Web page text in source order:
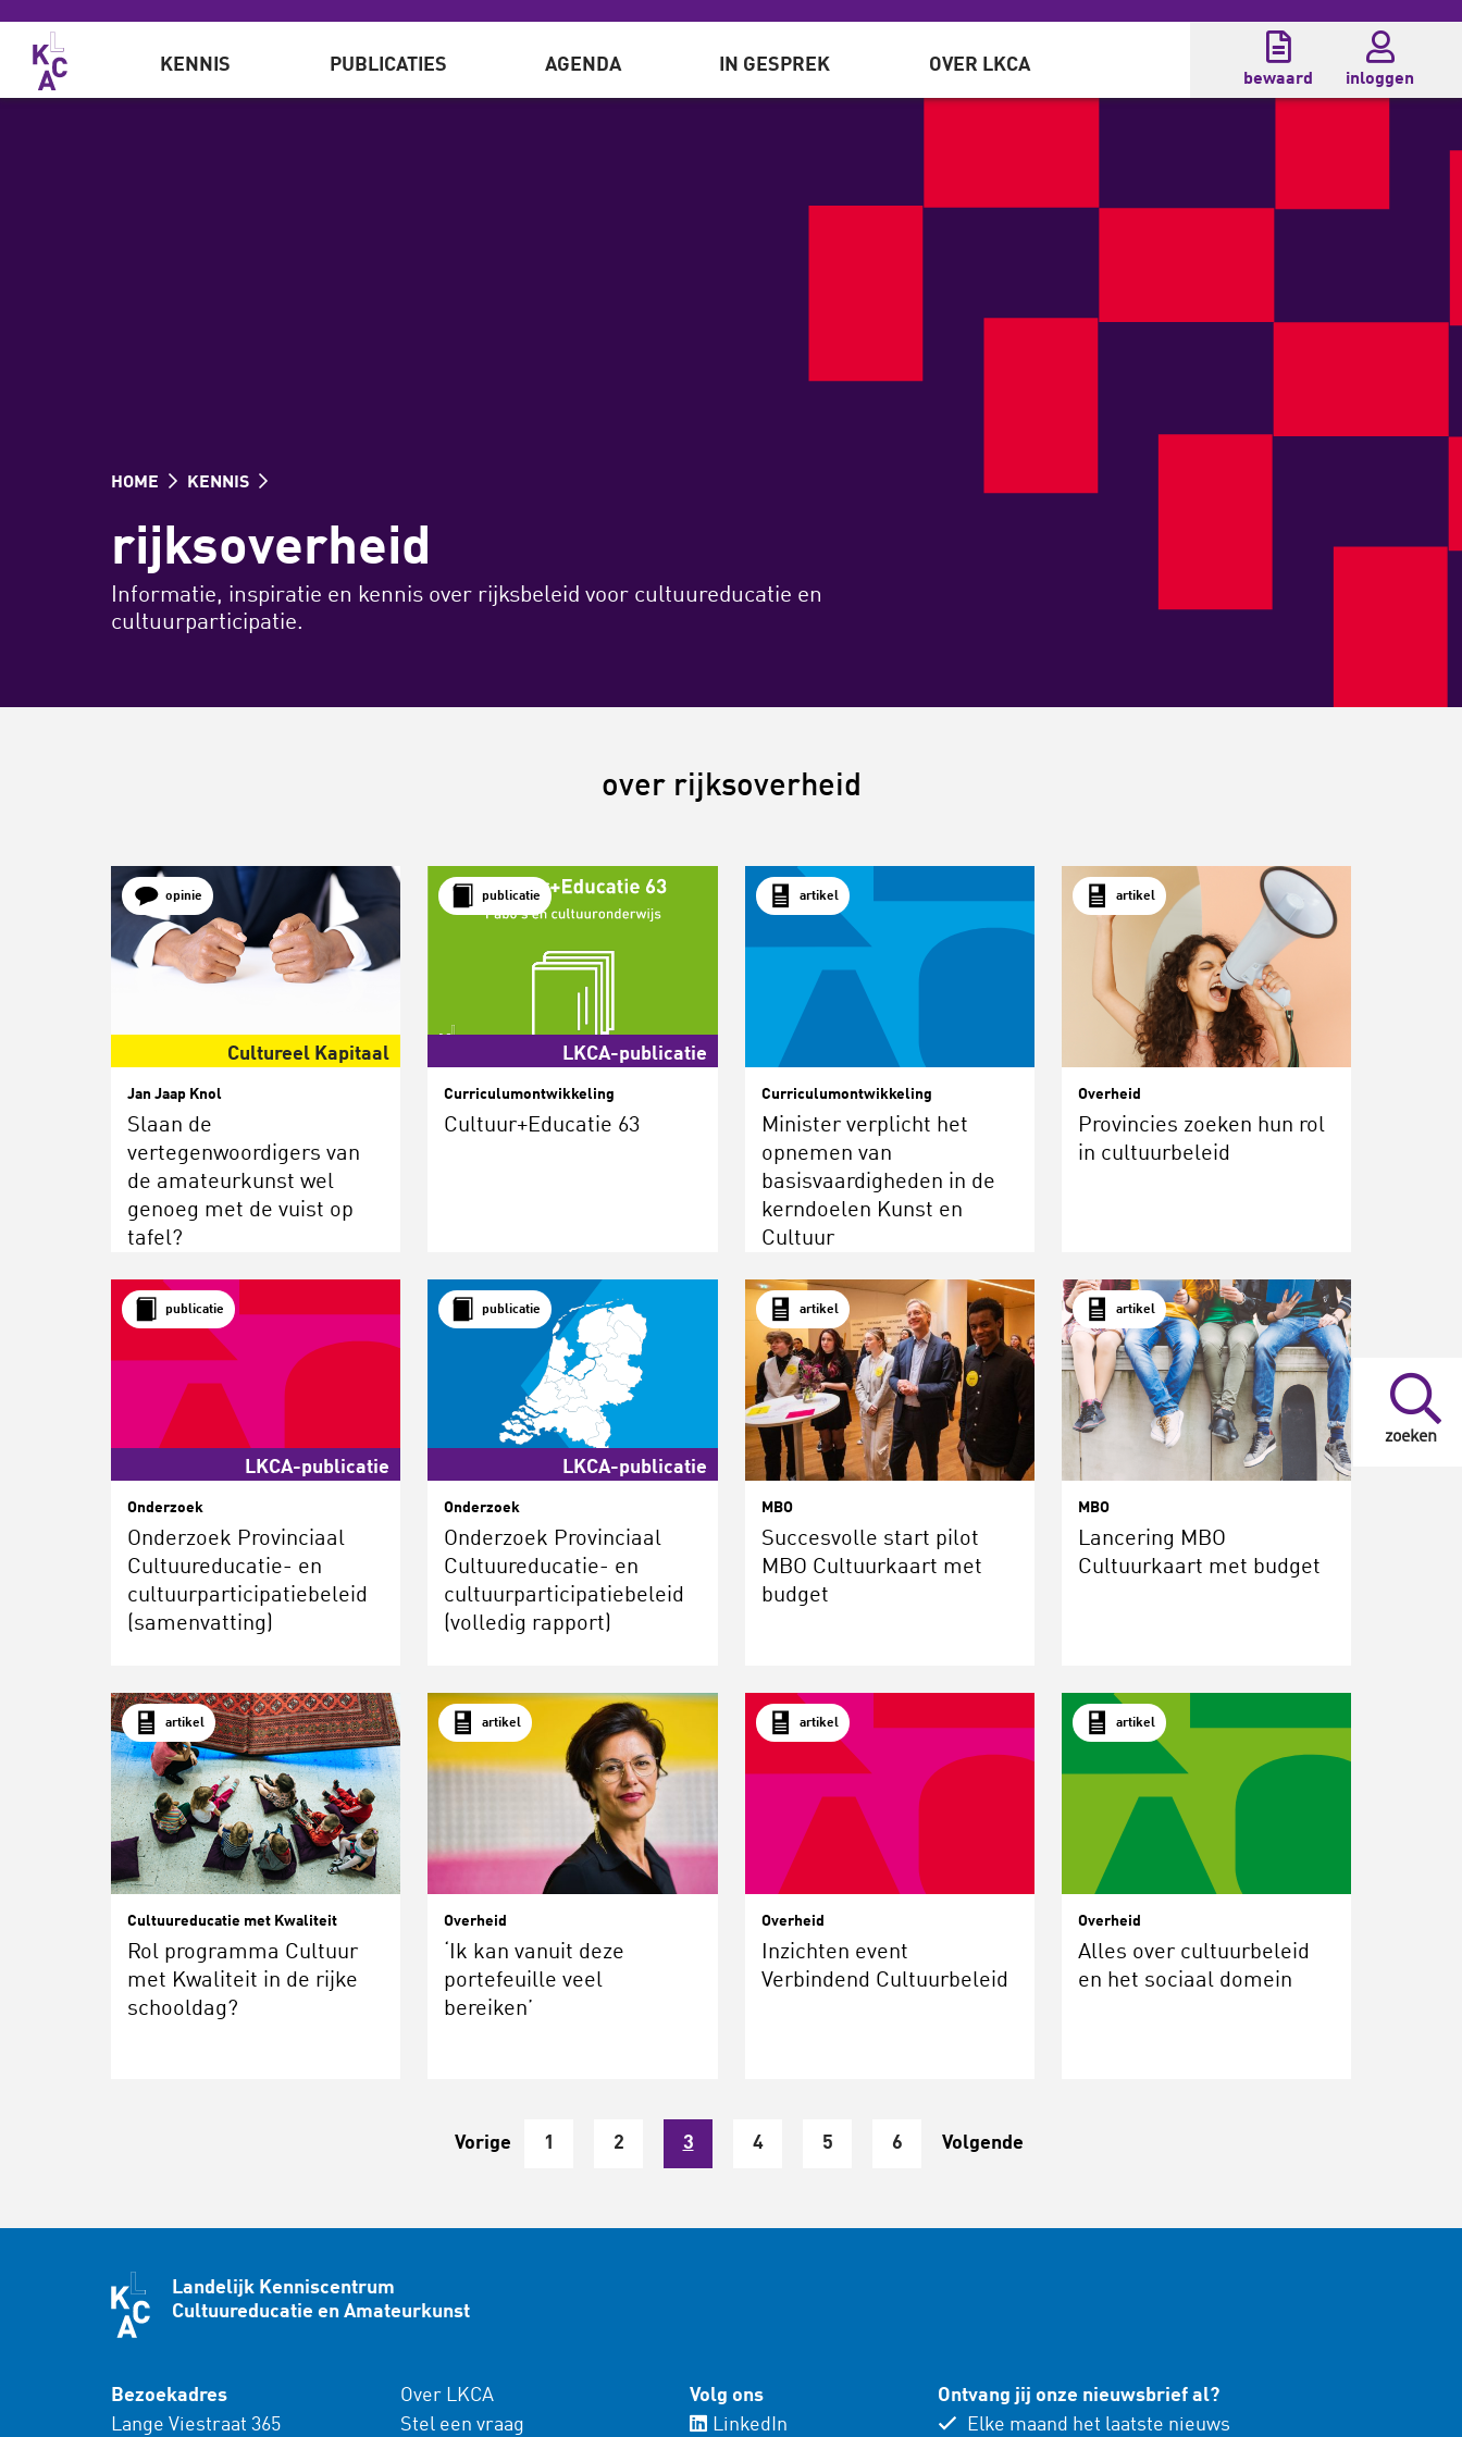
Overslaan en naar de inhoud gaan
zoeken
KENNIS PUBLICATIES AGENDA IN GESPREK OVER LKCA
bewaard inloggen
HOME KENNIS
rijksoverheid
Informatie, inspiratie en kennis over rijksbeleid voor cultuureducatie en
cultuurparticipatie.
over rijksoverheid
opinie
Cultureel Kapitaal
Jan Jaap Knol
Slaan de
vertegenwoordigers van
de amateurkunst wel
genoeg met de vuist op
tafel?
publicatie
LKCA-publicatie
Curriculumontwikkeling
Cultuur+Educatie 63
artikel
Curriculumontwikkeling
Minister verplicht het
opnemen van
basisvaardigheden in de
kerndoelen Kunst en
Cultuur
artikel
Overheid
Provincies zoeken hun rol
in cultuurbeleid
publicatie
LKCA-publicatie
Onderzoek
Onderzoek Provinciaal
Cultuureducatie- en
cultuurparticipatiebeleid
(samenvatting)
publicatie
LKCA-publicatie
Onderzoek
Onderzoek Provinciaal
Cultuureducatie- en
cultuurparticipatiebeleid
(volledig rapport)
artikel
MBO
Succesvolle start pilot
MBO Cultuurkaart met
budget
artikel
MBO
Lancering MBO
Cultuurkaart met budget
artikel
Cultuureducatie met Kwaliteit
Rol programma Cultuur
met Kwaliteit in de rijke
schooldag?
artikel
Overheid
‘Ik kan vanuit deze
portefeuille veel
bereiken’
artikel
Overheid
Inzichten event
Verbindend Cultuurbeleid
artikel
Overheid
Alles over cultuurbeleid
en het sociaal domein
Vorige 1 2 3 4 5 6 Volgende
Landelijk Kenniscentrum
Cultuureducatie en Amateurkunst
Bezoekadres
Lange Viestraat 365
Over LKCA
Stel een vraag
Volg ons
LinkedIn
Ontvang jij onze nieuwsbrief al?
Elke maand het laatste nieuws